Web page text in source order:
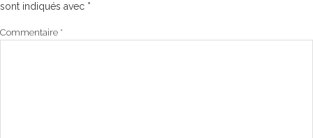
sont indiqués avec *
Commentaire *